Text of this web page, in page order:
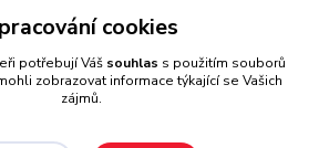
cookies
potřebují Váš souhlas s použitím souborů
zobrazovat informace týkající se Vašich
zájmů.